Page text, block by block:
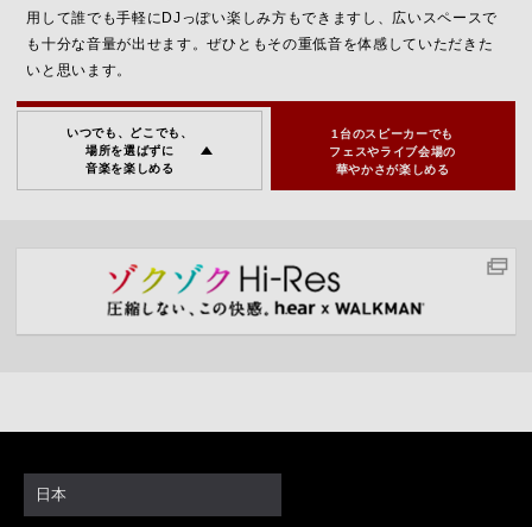
用して誰でも手軽にDJっぽい楽しみ方もできますし、広いスペースで
も十分な音量が出せます。ぜひともその重低音を体感していただきた
いと思います。
いつでも、どこでも、
場所を選ばずに
音楽を楽しめる
1台のスピーカーでも
フェスやライブ会場の
華やかさが楽しめる
日本